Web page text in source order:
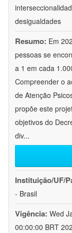
desigualdades
Resumo: Em
pessoas se
a 1 em cada
Compreender o
de Atenção
propõe este
objetivos do
div...
Instituição/UF/
- Brasil
Vigência: Wed
00:00:00 BRT